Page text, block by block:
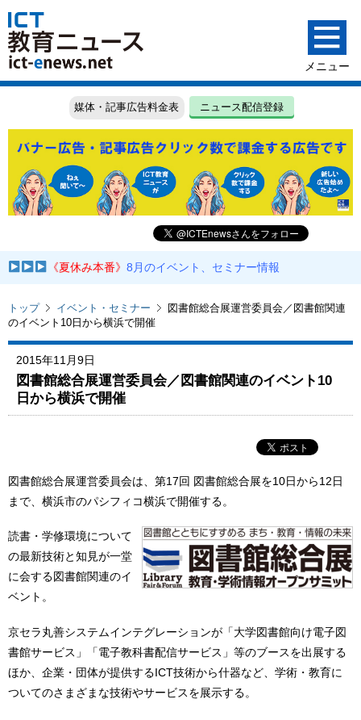
媒体・記事広告料金表 ニュース配信登録
《夏休み本番》8月のイベント、セミナー情報
トップ イベント・セミナー
図書館総合展運営委員会／図書館関連
のイベント10日から横浜で開催
2015年11月9日
図書館総合展運営委員会／図書館関連のイベント10
日から横浜で開催
図書館総合展運営委員会は、第17回 図書館総合展を10日から12日
まで、横浜市のパシフィコ横浜で開催する。
読書・学修環境について
の最新技術と知見が一堂
に会する図書館関連のイ
ベント。
京セラ丸善システムインテグレーションが「大学図書館向け電子図
書館サービス」「電子教科書配信サービス」等のブースを出展する
ほか、企業・団体が提供するICT技術から什器など、学術・教育に
ついてのさまざまな技術やサービスを展示する。